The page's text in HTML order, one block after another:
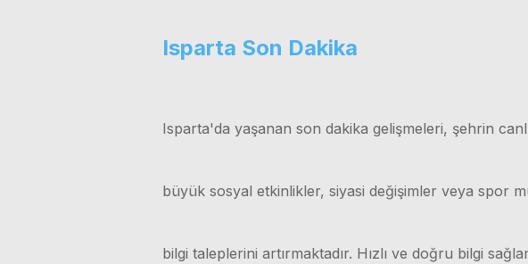
Isparta Son Dakika
Isparta'da yaşanan son dakika gelişmeleri, şehrin
büyük sosyal etkinlikler, siyasi değişimler veya spor
bilgi taleplerini artırmaktadır. Hızlı ve doğru bilgi